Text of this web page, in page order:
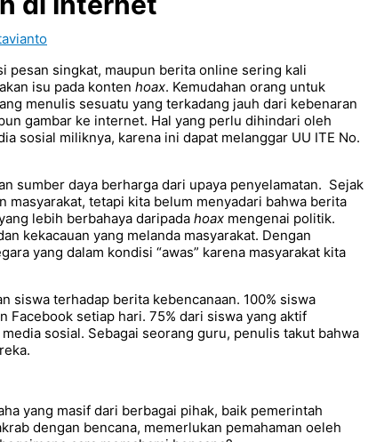
pesan singkat, maupun berita online sering kali
isu pada konten hoax. Kemudahan orang untuk
menulis sesuatu yang terkadang jauh dari kebenaran
gambar ke internet. Hal yang perlu dihindari oleh
sosial miliknya, karena ini dapat melanggar UU ITE No.
sumber daya berharga dari upaya penyelamatan. Sejak
tetapi kita belum menyadari bahwa berita
lebih berbahaya daripada hoax mengenai politik.
kekacauan yang melanda masyarakat. Dengan
yang dalam kondisi “awas” karena masyarakat kita
siswa terhadap berita kebencanaan. 100% siswa
Facebook setiap hari. 75% dari siswa yang aktif
sosial. Sebagai seorang guru, penulis takut bahwa
yang masif dari berbagai pihak, baik pemerintah
dengan bencana, memerlukan pemahaman oeleh